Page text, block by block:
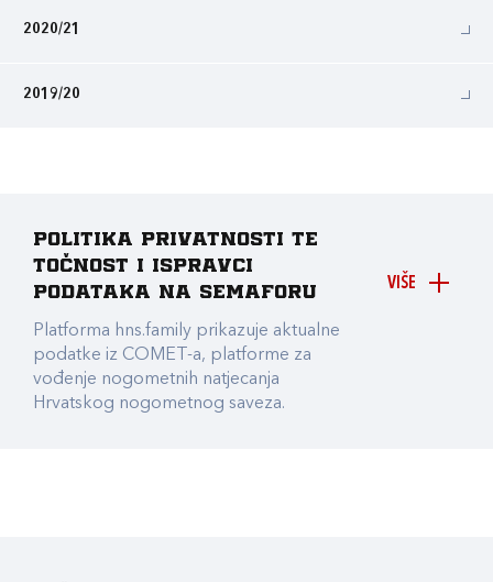
2020/21
2019/20
VIŠE
Politika privatnosti te
točnost i ispravci
podataka na Semaforu
Platforma hns.family prikazuje aktualne
podatke iz COMET-a, platforme za
vođenje nogometnih natjecanja
Hrvatskog nogometnog saveza.